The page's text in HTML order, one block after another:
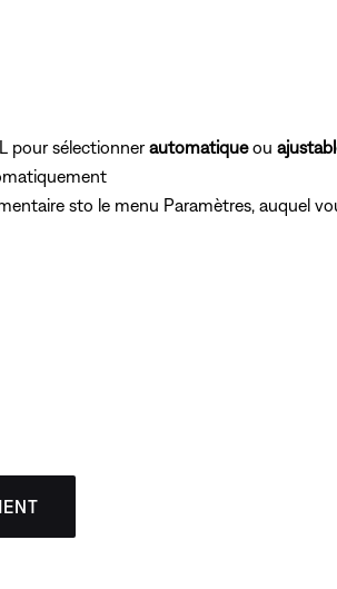
pour sélectionnerautomatiqueou
sto le menu Paramètres, auquel